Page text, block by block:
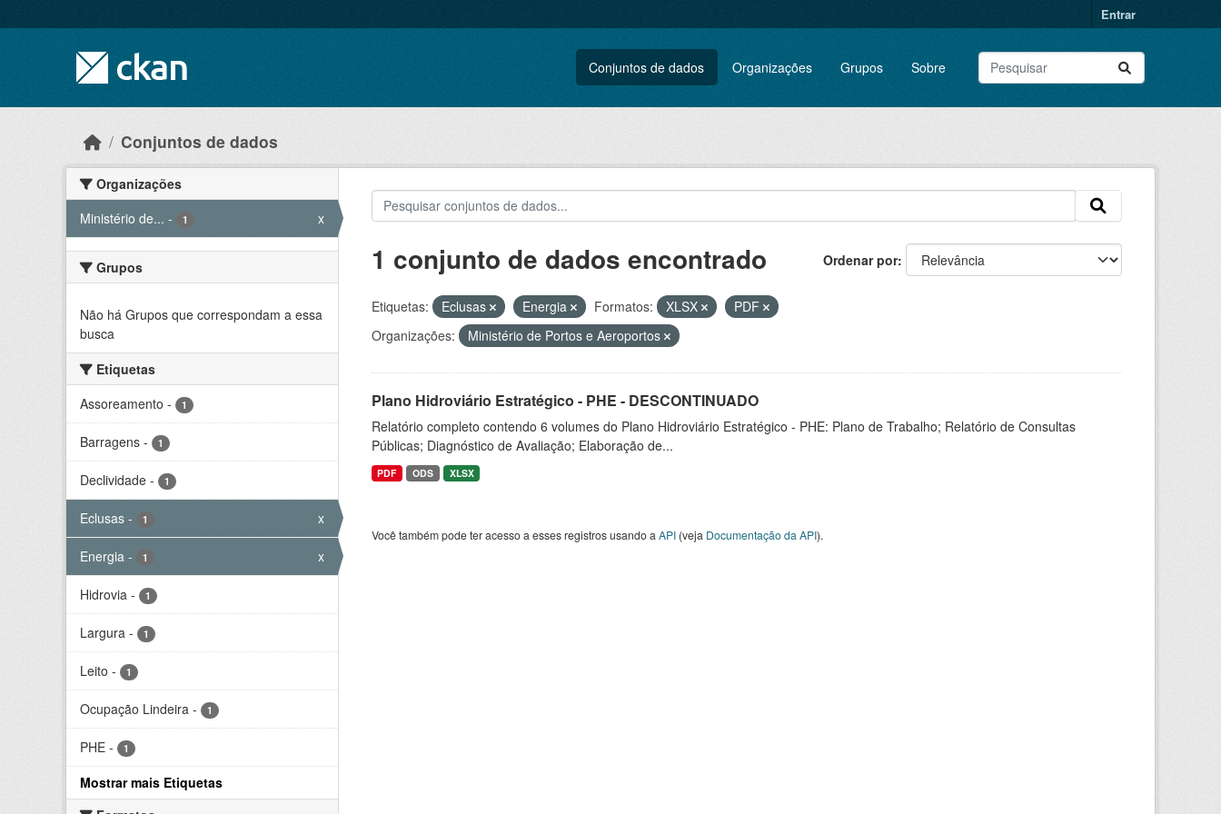
Entrar
Conjuntos de dados Organizações Grupos Sobre
Conjuntos de dados
Organizações
Ministério de... - 1 x
Grupos
Não há Grupos que correspondam a essa
busca
Etiquetas
Assoreamento - 1
Barragens - 1
Declividade - 1
Eclusas - 1 x
Energia - 1 x
Hidrovia - 1
Largura - 1
Leito - 1
Ocupação Lindeira - 1
PHE - 1
Mostrar mais Etiquetas
Ordenar por
1 conjunto de dados encontrado
Etiquetas: Eclusas Energia Formatos: XLSX
PDF
Organizações:
Ministério de Portos e Aeroportos
Plano Hidroviário Estratégico - PHE - DESCONTINUADO
Relatório completo contendo 6 volumes do Plano Hidroviário Estratégico - PHE: Plano de Trabalho; Relatório de Consultas
Públicas; Diagnóstico de Avaliação; Elaboração de...
PDF ODS XLSX
Você também pode ter acesso a esses registros usando a API(veja Documentação da API).